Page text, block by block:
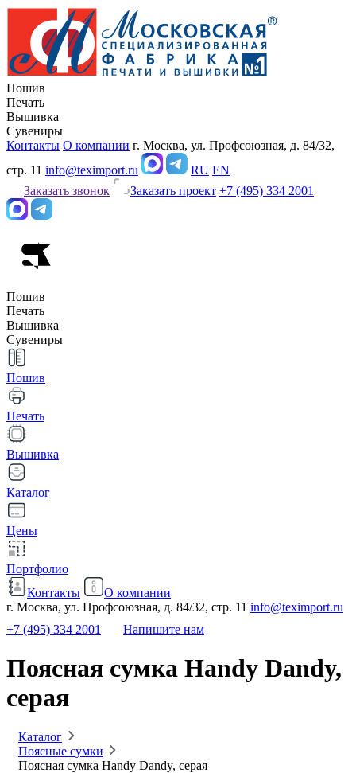
Пошив
Печать
Вышивка
Сувениры
Контакты О компании г. Москва, ул. Профсоюзная, д. 84/32,
стр. 11 info@teximport.ru RU EN
Заказать звонок
Заказать проект +7 (495) 334 2001
Пошив
Печать
Вышивка
Сувениры
Пошив
Печать
Вышивка
Каталог
Цены
Портфолио
Контакты
О компании
г. Москва, ул. Профсоюзная, д. 84/32, стр. 11 info@teximport.ru
+7 (495) 334 2001
Напишите нам
Поясная сумка Handy Dandy,
серая
Каталог
Поясные сумки
Поясная сумка Handy Dandy, серая